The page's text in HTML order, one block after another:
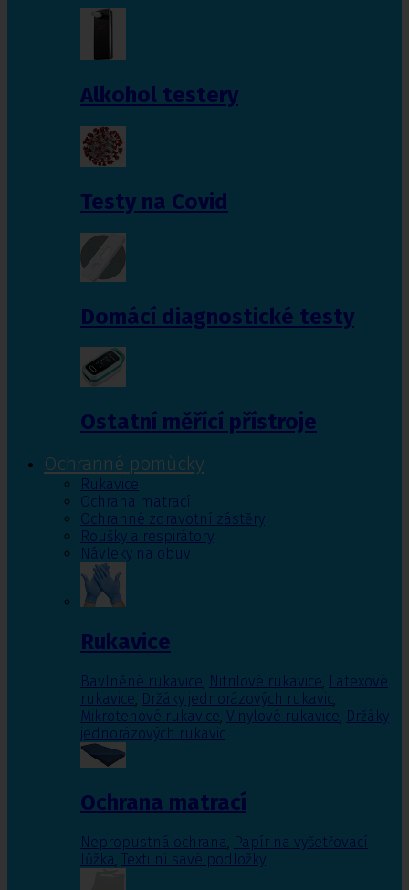
Alkohol testery
Testy na Covid
Domácí diagnostické testy
Ostatní měřící přístroje
Ochranné pomůcky
Rukavice
Ochrana matrací
Ochranné zdravotní zástěry
Roušky a respirátory
Návleky na obuv
Rukavice
Bavlněné rukavice, Nitrilové rukavice, Latexové
rukavice, Držáky jednorázových rukavic,
Mikrotenové rukavice, Vinylové rukavice, Držáky
jednorázových rukavic
Ochrana matrací
Nepropustná ochrana, Papír na vyšetřovací
lůžka, Textilní savé podložky